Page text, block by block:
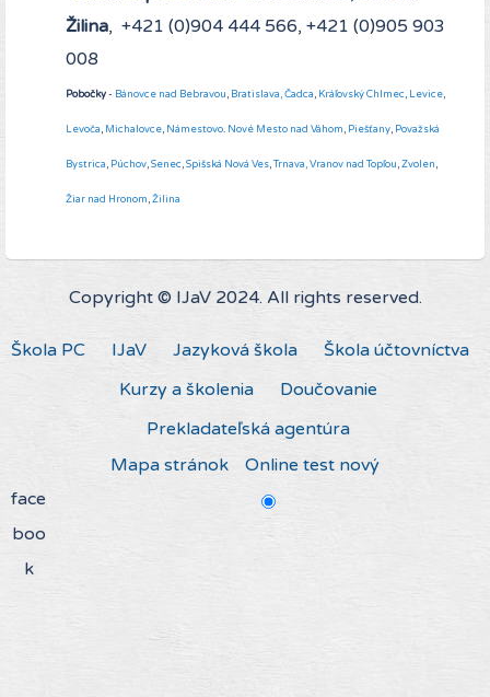
Žilina, +421 (0)904 444 566, +421 (0)905 903
008
Pobočky- Bánovce nad Bebravou, Bratislava,Čadca, Kráľovský Chlmec, Levice,
Levoča, Michalovce, Námestovo. Nové Mesto nad Váhom, Piešťany, Považská
Bystrica, Púchov,Senec,Spišská Nová Ves,Trnava,Vranov nad Topľou,Zvolen,
Žiar nad Hronom,Žilina
Copyright © IJaV 2024. All rights reserved.
Škola PC IJaV Jazyková škola
Škola účtovníctva
Kurzy a školenia
Doučovanie
Prekladateľská agentúra
Mapa stránok
Online test nový
face
boo
k